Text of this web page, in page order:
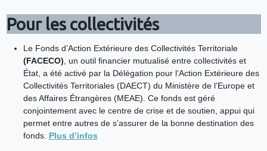
Pour les collectivités
Le Fonds d’Action Extérieure des Collectivités Territoriale
(FACECO) , un outil financier mutualisé entre collectivités et
État, a été activé par la Délégation pour l’Action Extérieure des
Collectivités Territoriales (DAECT) du Ministère de l’Europe et
des Affaires Étrangères (MEAE). Ce fonds est géré
conjointement avec le centre de crise et de soutien, appui qui
permet entre autres de s’assurer de la bonne destination des
fonds. Plus d’infos